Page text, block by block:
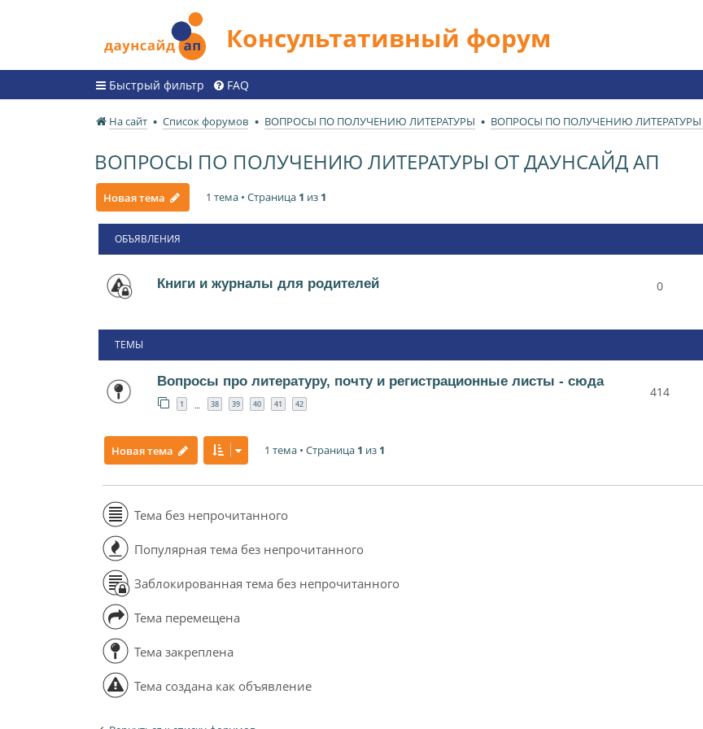
Консультативный форум
Быстрый фильтр FAQ
На сайт Список форумов ВОПРОСЫ ПО ПОЛУЧЕНИЮ ЛИТЕРАТУРЫ ВОПРОСЫ ПО ПОЛУЧЕНИЮ
ВОПРОСЫ ПО ПОЛУЧЕНИЮ ЛИТЕРАТУРЫ ОТ ДАУНСАЙД АП
Новая тема 1 тема • Страница 1 из 1
ОБЪЯВЛЕНИЯ
Книги и журналы для родителей 0
ТЕМЫ
Вопросы про литературу, почту и регистрационные листы - сюда
1 38 39 40 41 42
414
Новая тема 1 тема • Страница 1 из 1
Тема без непрочитанного
Популярная тема без непрочитанного
Заблокированная тема без непрочитанного
Тема перемещена
Тема закреплена
Тема создана как объявление